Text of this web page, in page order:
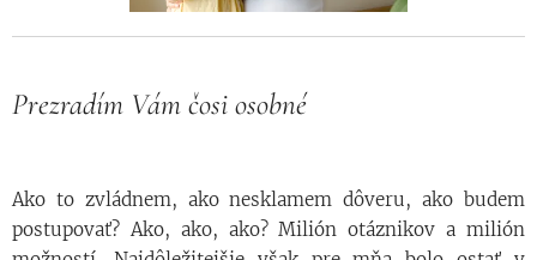
Prezradím Vám čosi osobné
Ako to zvládnem, ako nesklamem dôveru, ako budem
postupovať? Ako, ako, ako? Milión otáznikov a milión